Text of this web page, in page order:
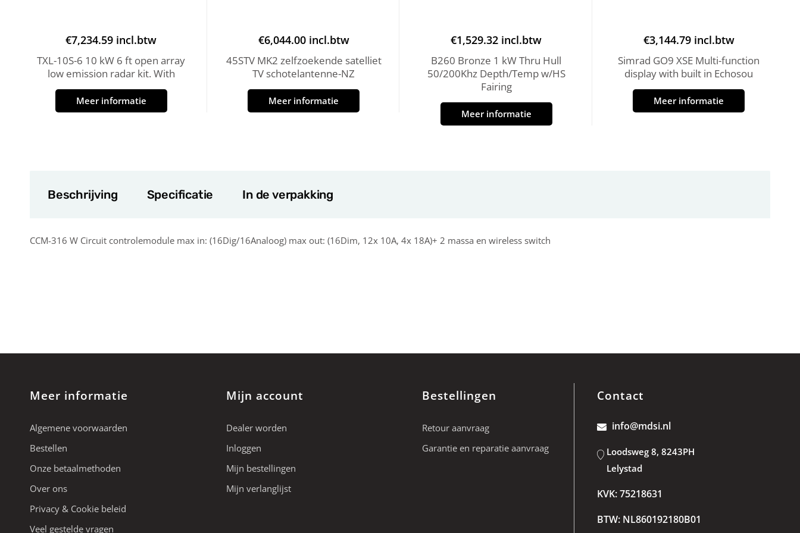
€7,234.59 incl.btw
TXL-10S-6 10 kW 6 ft open array
low emission radar kit. With
Meer informatie
€6,044.00 incl.btw
45STV MK2 zelfzoekende satelliet
TV schotelantenne-NZ
Meer informatie
€1,529.32 incl.btw
B260 Bronze 1 kW Thru Hull
50/200Khz Depth/Temp w/HS
Fairing
Meer informatie
€3,144.79 incl.btw
Simrad GO9 XSE Multi-function
display with built in Echosou
Meer informatie
Beschrijving Specificatie In de verpakking
CCM-316 W Circuit controlemodule max in: (16Dig/16Analoog) max out: (16Dim, 12x 10A, 4x 18A)+ 2 massa en wireless switch
Meer informatie
Algemene voorwaarden
Bestellen
Onze betaalmethoden
Over ons
Privacy & Cookie beleid
Veel gestelde vragen
Mijn account
Dealer worden
Inloggen
Mijn bestellingen
Mijn verlanglijst
Bestellingen
Retour aanvraag
Garantie en reparatie aanvraag
Contact
info@mdsi.nl
Loodsweg 8, 8243PH
Lelystad
KVK: 75218631
BTW: NL860192180B01